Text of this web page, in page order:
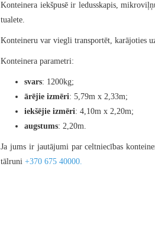
Konteinera iekšpusē ir ledusskapis,
tualete.
Konteineru var viegli transportēt, karājoties
Konteinera parametri:
svars: 1200kg;
ārējie izmēri: 5,79m x 2,33m;
iekšējie izmēri: 4,10m x 2,20m;
augstums: 2,20m.
Ja jums ir jautājumi par celtniecības
tālruni +370 675 40000.